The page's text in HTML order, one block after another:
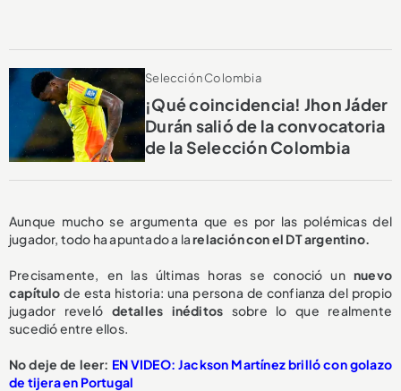
Selección Colombia
¡Qué coincidencia! Jhon Jáder
Durán salió de la convocatoria
de la Selección Colombia
Aunque mucho se argumenta que es por las polémicas del
jugador, todo ha apuntado a larelación con el DT argentino.
Precisamente, en las últimas horas se conoció un nuevo
capítulo de esta historia: una persona de confianza del propio
jugador reveló detalles inéditos sobre lo que realmente
sucedió entre ellos.
No deje de leer: EN VIDEO: Jackson Martínez brilló con golazo
de tijera en Portugal